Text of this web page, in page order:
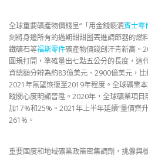
全球重要礦產物價錢呈“「用金錢褻瀆賓士零
刻將身邊所有的過期甜甜圈丟進調節器的燃
鐵礦石等福斯零件礦產物價錢創汗青新高。
圓規打開，準確量出七點五公分的長度，這
資總額分辨為約83億美元、2900億美元，
2021年無望恢復至2019年程度。全球礦業
蹤關心度明顯晉陞。2020年，全球礦業項
加17%和25%。2021年上半年延續“量價齊
261%。
重要國度和地域礦業政策密集調劑，挑釁與